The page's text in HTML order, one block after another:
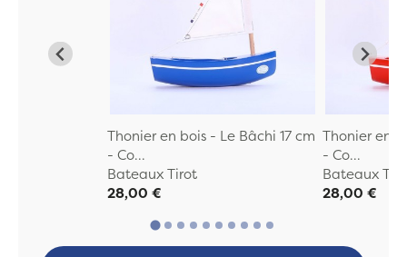
Thonier en bois - Le Bâchi 17 cm
- Co...
Bateaux Tirot
28,00 €
Thonier en
- Co...
Bateaux
28,00 €